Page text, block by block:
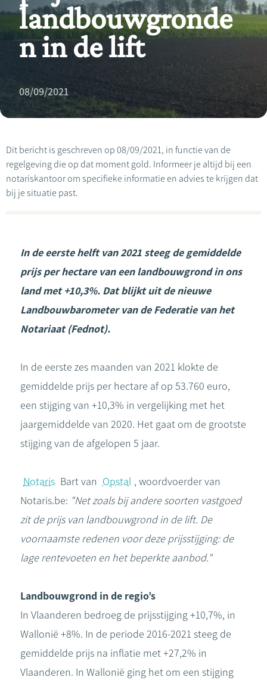
landbouwgronde
n in de lift
08/09/2021
Dit bericht is geschreven op 08/09/2021, in functie van de
regelgeving die op dat moment gold. Informeer je altijd bij een
notariskantoor om specifieke informatie en advies te krijgen dat
bij je situatie past.
In de eerste helft van 2021 steeg de gemiddelde
prijs per hectare van een landbouwgrond in ons
land met +10,3%. Dat blijkt uit de nieuwe
Landbouwbarometer van de Federatie van het
Notariaat (Fednot).
In de eerste zes maanden van 2021 klokte de
gemiddelde prijs per hectare af op 53.760 euro,
een stijging van +10,3% in vergelijking met het
jaargemiddelde van 2020. Het gaat om de grootste
stijging van de afgelopen 5 jaar.
Notaris Bart van Opstal , woordvoerder van
Notaris.be: "Net zoals bij andere soorten vastgoed
zit de prijs van landbouwgrond in de lift. De
voornaamste redenen voor deze prijsstijging: de
lage rentevoeten en het beperkte aanbod."
Landbouwgrond in de regio’s
In Vlaanderen bedroeg de prijsstijging +10,7%, in
Wallonië +8%. In de periode 2016-2021 steeg de
gemiddelde prijs na inflatie met +27,2% in
Vlaanderen. In Wallonië ging het om een stijging